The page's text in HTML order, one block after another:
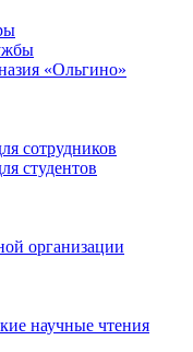
«Ольгино»
сотрудников
студентов
организации
научные чтения